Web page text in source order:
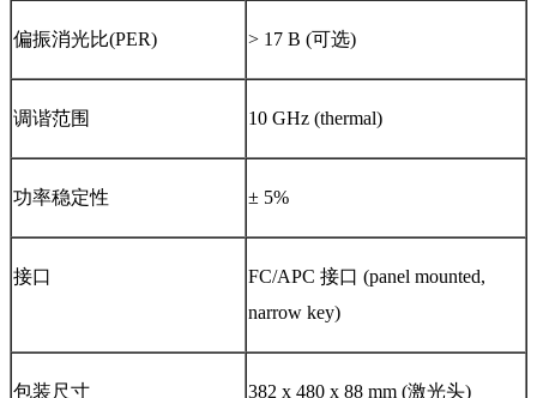
偏振消光比(PER) > 17 B (可选)
调谐范围 10 GHz (thermal)
功率稳定性 ± 5%
接口
FC/APC 接口 (panel mounted,
narrow key)
包装尺寸 382 x 480 x 88 mm (激光头)